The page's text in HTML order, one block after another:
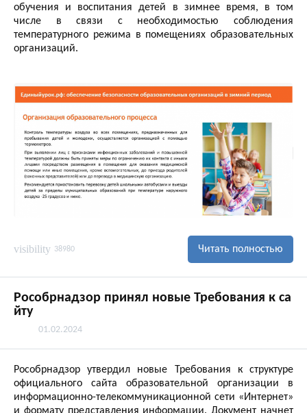
обучения и воспитания детей в зимнее время, в том
числе в связи с необходимостью соблюдения
температурного режима в помещениях образовательных
организаций.
visibility 38980 Читать полностью
Рособрнадзор принял новые Требования к са
йту
01.02.2024
Рособрнадзор утвердил новые Требования к структуре
официального сайта образовательной организации в
информационно-телекоммуникационной сети «Интернет»